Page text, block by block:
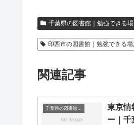
千葉県の図書館｜勉強できる
印西市の図書館｜勉強できる場
関連記事
千葉県の図書館｜勉強できる場所
東京情
ー｜千